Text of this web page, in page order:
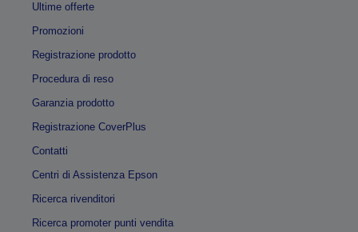
Ultime offerte
Promozioni
Registrazione prodotto
Procedura di reso
Garanzia prodotto
Registrazione CoverPlus
Contatti
Centri di Assistenza Epson
Ricerca rivenditori
Ricerca promoter punti vendita